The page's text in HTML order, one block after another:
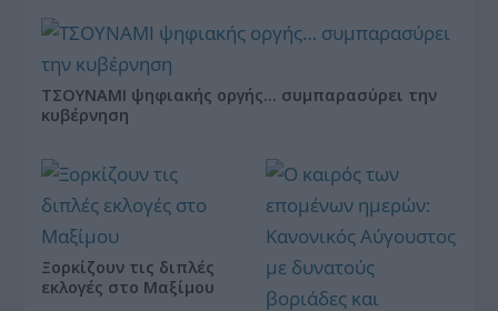
ΤΣΟΥΝΑΜΙ ψηφιακής οργής… συμπαρασύρει την
κυβέρνηση
Ξορκίζουν τις διπλές
εκλογές στο Μαξίμου